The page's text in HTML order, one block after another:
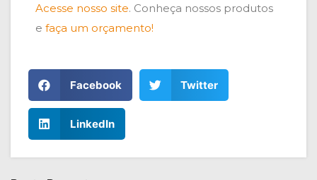
Acesse nosso site. Conheça nossos produtos
e faça um orçamento!
Facebook Twitter
LinkedIn